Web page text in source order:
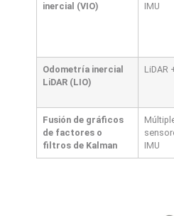
inercial (VIO)
IMU
Odometría inercial
LiDAR (LIO)
LiDAR
Fusión de gráficos
de factores o
filtros de Kalman
IMU